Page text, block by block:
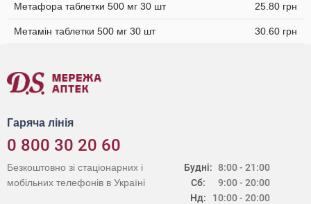
Метафора таблетки 500 мг 30 шт 25.80 грн
Метамін таблетки 500 мг 30 шт 30.60 грн
Гаряча лінія
0 800 30 20 60
Будні:
Сб:
Нд:
8:00 - 21:00
9:00 - 20:00
10:00 - 20:00
Безкоштовно зі стаціонарних і
мобільних телефонів в Україні